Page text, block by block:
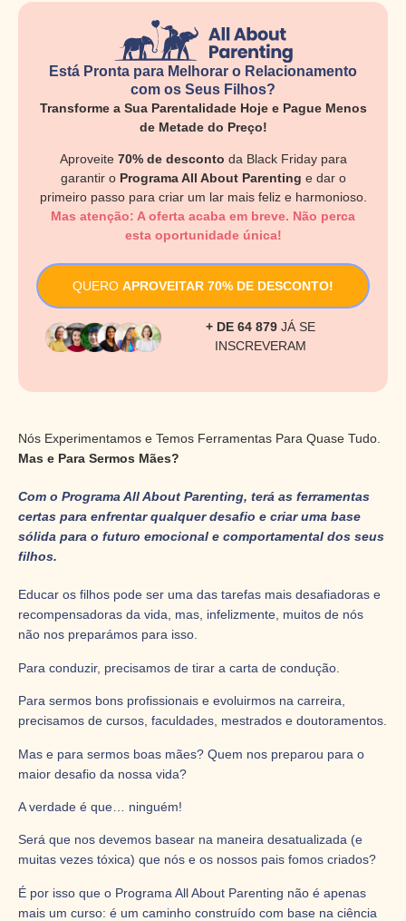
Está Pronta para Melhorar o Relacionamento
com os Seus Filhos?
Transforme a Sua Parentalidade Hoje e Pague Menos
de Metade do Preço!
Aproveite 70% de desconto da Black Friday para
garantir o Programa All About Parenting e dar o
primeiro passo para criar um lar mais feliz e harmonioso.
Mas atenção: A oferta acaba em breve. Não perca
esta oportunidade única!
QUERO APROVEITAR 70% DE DESCONTO!
+ DE 64 879 JÁ SE
INSCREVERAM
Nós Experimentamos e Temos Ferramentas Para Quase Tudo.
Mas e Para Sermos Mães?
Com o Programa All About Parenting, terá as ferramentas
certas para enfrentar qualquer desafio e criar uma base
sólida para o futuro emocional e comportamental dos seus
filhos.
Educar os filhos pode ser uma das tarefas mais desafiadoras e
recompensadoras da vida, mas, infelizmente, muitos de nós
não nos preparámos para isso.
Para conduzir, precisamos de tirar a carta de condução.
Para sermos bons profissionais e evoluirmos na carreira,
precisamos de cursos, faculdades, mestrados e doutoramentos.
Mas e para sermos boas mães? Quem nos preparou para o
maior desafio da nossa vida?
A verdade é que… ninguém!
Será que nos devemos basear na maneira desatualizada (e
muitas vezes tóxica) que nós e os nossos pais fomos criados?
É por isso que o Programa All About Parenting não é apenas
mais um curso: é um caminho construído com base na ciência